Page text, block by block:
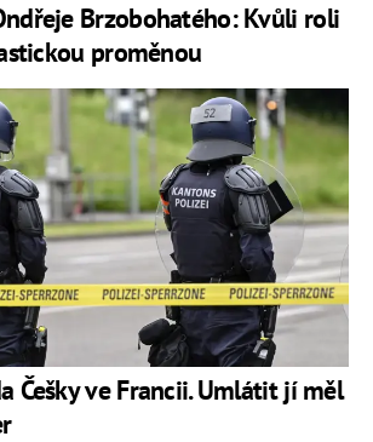
Brzobohatého: Kvůli roli
proměnou
Češky ve Francii. Umlátit jí měl